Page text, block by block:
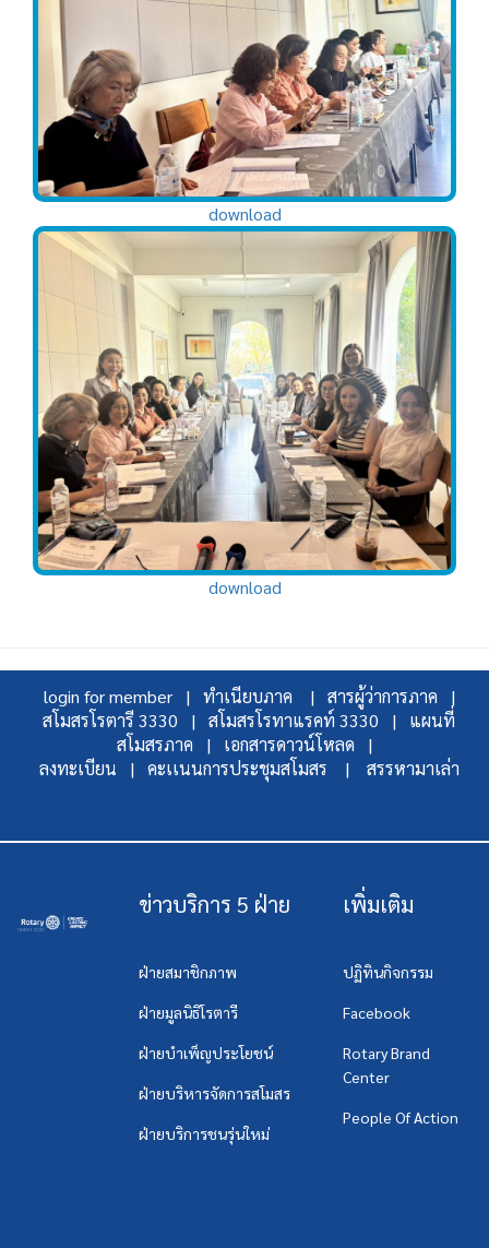
download
download
login for member | ทำเนียบภาค |
สารผู้ว่าการภาค |
สโมสรโรตารี 3330 |
สโมสรโรทาแรคท์ 3330 |
แผนที่
สโมสรภาค |
เอกสารดาวน์โหลด |
ลงทะเบียน |
คะเเนนการประชุมสโมสร | สรรหามาเล่า
ข่าวบริการ 5 ฝ่าย
ฝ่ายสมาชิกภาพ
ฝ่ายมูลนิธิโรตารี
ฝ่ายบำเพ็ญประโยชน์
ฝ่ายบริหารจัดการสโมสร
ฝ่ายบริการชนรุ่นใหม่
เพิ่มเติม
ปฏิทินกิจกรรม
Facebook
Rotary Brand
Center
People Of Action